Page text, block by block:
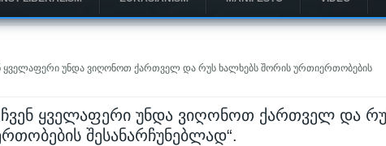
ყველაფერი უნდა ვიღონოთ ქართველ და რუს ხალხებს შორის ურთიერთობების
ყველაფერი უნდა ვიღონოთ ქართველ და
შესანარჩუნებლად“.